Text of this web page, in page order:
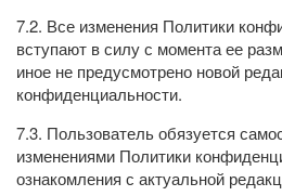
7.2. Все изменения Политики
вступают в силу с момента ее
иное не предусмотрено новой
конфиденциальности.
7.3. Пользователь обязуется
изменениями Политики
ознакомления с актуальной